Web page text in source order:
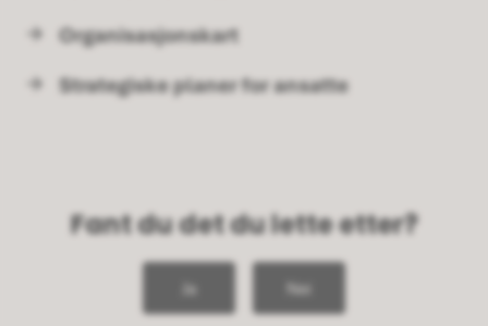
Organisasjonskart
Strategiske planer for ansatte
Fant du det du lette etter?
Ja Nei